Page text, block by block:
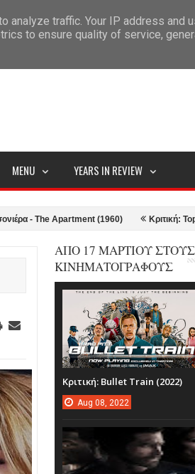
MENU YEARS IN REVIEW
Apartment (1960) Κριτική: Top Gun:
ΑΠΟ 17 ΜΑΡΤΙΟΥ ΣΤΟΥΣ
ΚΙΝΗΜΑΤΟΓΡΑΦΟΥΣ
Κριτική: Bullet Train (2022)
Aug 08, 2022
traffic. Your IP address and
to ensure quality of service,